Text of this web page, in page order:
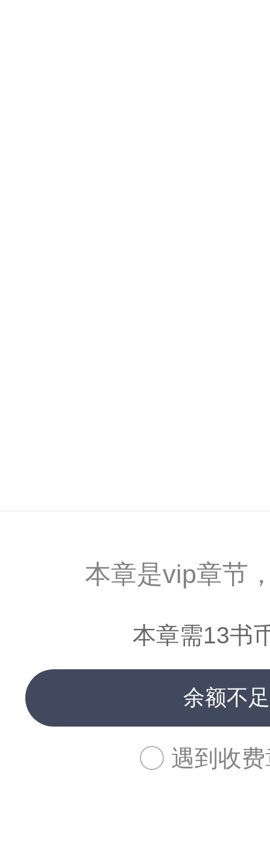
本章是vip章节
本章需13书
余额不
遇到收